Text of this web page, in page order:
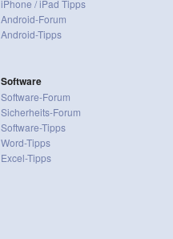
iPhone / iPad Tipps
Android-Forum
Android-Tipps
Software
Software-Forum
Sicherheits-Forum
Software-Tipps
Word-Tipps
Excel-Tipps